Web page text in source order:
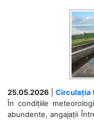
25.05.2026
Circulația
În condițiile
abundente, angajații